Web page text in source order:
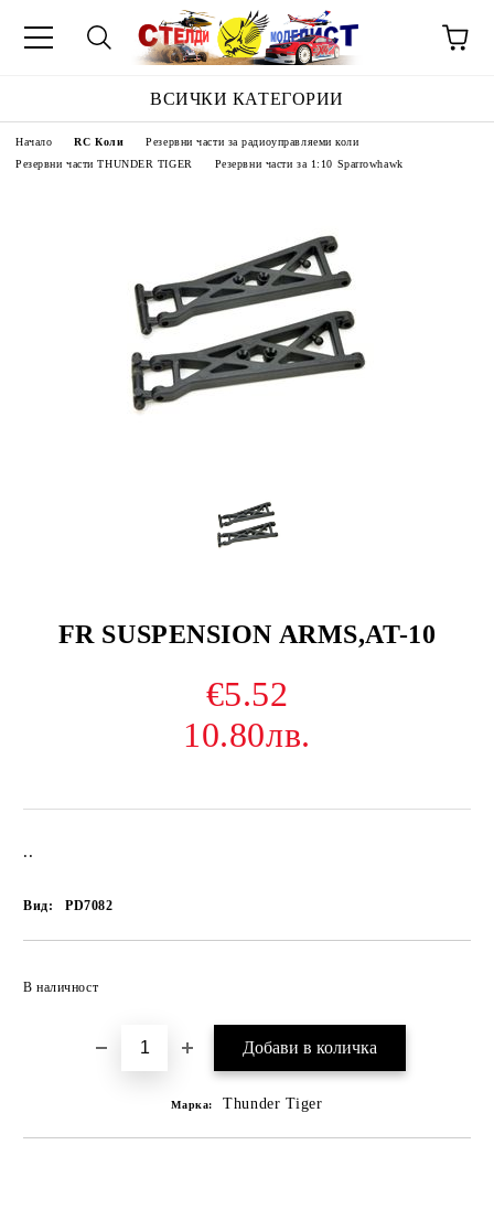
ВСИЧКИ КАТЕГОРИИ
Начало RC Коли
Резервни части за радиоуправляеми коли
Резервни части THUNDER TIGER
Резервни части за 1:10 Sparrowhawk
FR SUSPENSION ARMS,AT-10
€5.52
10.80лв.
..
Вид: PD7082
В наличност
Марка: Thunder Tiger